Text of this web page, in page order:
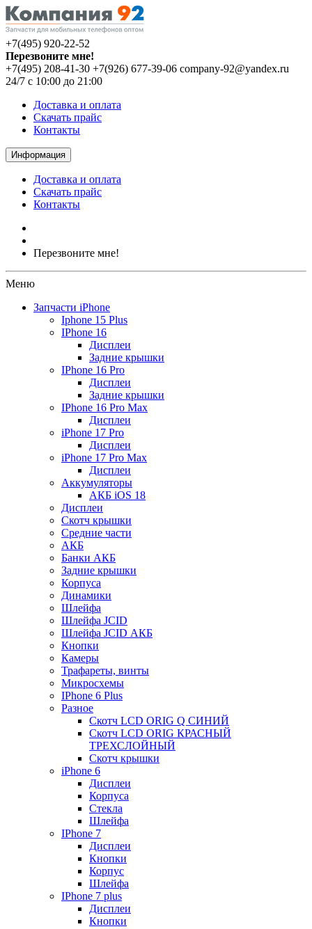
+7(495) 920-22-52
Перезвоните мне!
+7(495) 208-41-30 +7(926) 677-39-06 company-92@yandex.ru
24/7 с 10:00 до 21:00
Доставка и оплата
Скачать прайс
Контакты
Информация
Доставка и оплата
Скачать прайс
Контакты
Перезвоните мне!
Меню
Запчасти iPhone
Iphone 15 Plus
IPhone 16
Дисплеи
Задние крышки
IPhone 16 Pro
Дисплеи
Задние крышки
IPhone 16 Pro Max
Дисплеи
iPhone 17 Pro
Дисплеи
iPhone 17 Pro Max
Дисплеи
Аккумуляторы
АКБ iOS 18
Дисплеи
Скотч крышки
Средние части
АКБ
Банки АКБ
Задние крышки
Корпуса
Динамики
Шлейфа
Шлейфа JCID
Шлейфа JCID АКБ
Кнопки
Камеры
Трафареты, винты
Микросхемы
IPhone 6 Plus
Разное
Скотч LCD ORIG Q СИНИЙ
Скотч LCD ORIG КРАСНЫЙ
ТРЕХСЛОЙНЫЙ
Скотч крышки
iPhone 6
Дисплеи
Корпуса
Стекла
Шлейфа
IPhone 7
Дисплеи
Кнопки
Корпус
Шлейфа
IPhone 7 plus
Дисплеи
Кнопки